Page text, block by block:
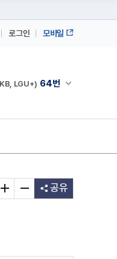
로그인 모바일
채널안내 펼쳐
LGU+) 64번
LGU+)
공유